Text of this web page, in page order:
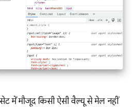
सेट में मौजूद किसी ऐसी वैल्यू से मेल नहीं